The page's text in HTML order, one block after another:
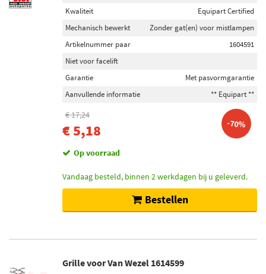
Kwaliteit
Equipart Certified
Mechanisch bewerkt
Zonder gat(en) voor mistlampen
Artikelnummer paar
1604591
Niet voor facelift
Garantie
Met pasvormgarantie
Aanvullende informatie
** Equipart **
€ 17,24
€ 5,18 -70%
Op voorraad
Vandaag besteld, binnen 2 werkdagen bij u geleverd.
Bestellen
Grille voor Van Wezel 1614599